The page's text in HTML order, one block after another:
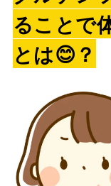
ることで
とは😊？